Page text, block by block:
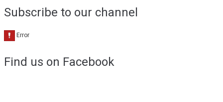
Subscribe to our channel
Find us on Facebook